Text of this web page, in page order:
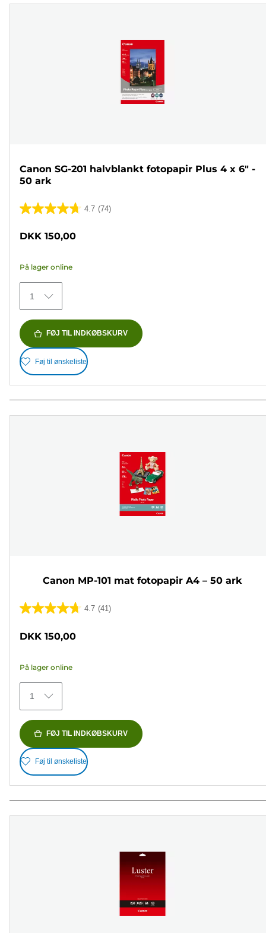
Canon SG-201 halvblankt fotopapir Plus 4 x 6" -
50 ark
4.7 (74)
4.7
stjerner.
74
anmeldelser
DKK 150,00
På lager online
1
FØJ TIL INDKØBSKURV
Føj til ønskeliste
Canon MP-101 mat fotopapir A4 – 50 ark
4.7 (41)
4.7
af
stjerner.
41
anmeldelser
DKK 150,00
På lager online
1
FØJ TIL INDKØBSKURV
Føj til ønskeliste